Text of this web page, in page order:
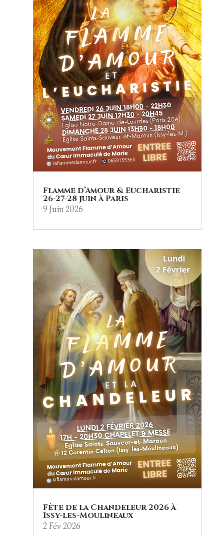
Flamme d’Amour & Eucharistie
26-27-28 juin à Paris
9 Juin 2026
Fête de la Chandeleur 2026 à
Issy-les-Moulineaux
2 Fév 2026